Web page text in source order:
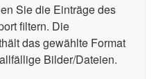
Sie die Einträge des
filtern. Die
das gewählte Format
Bilder/Dateien.